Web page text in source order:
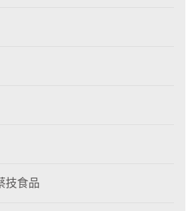
技食品